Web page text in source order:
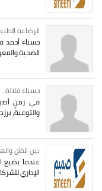
الرضاعة
حسناء أحمد
الصحية
حسناء
في زمنٍ
والتوعية،
بين الظن
عندما يضيع
الإداري